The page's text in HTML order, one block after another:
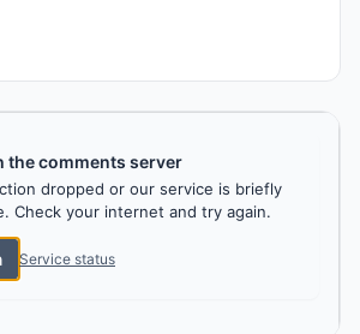
the comments server
dropped or our service is briefly
Check your internet and try again.
Service status